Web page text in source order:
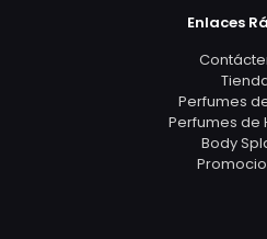
Enlaces
Perfumes
Perfumes de
Body